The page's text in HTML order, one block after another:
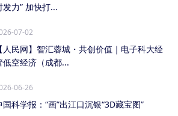
发力” 加快打...
07-02
【人民网】智汇蓉城・共创价值｜电子科大经
低空经济（成都...
06-26
国科学报：“画”出江口沉银“3D藏宝图”